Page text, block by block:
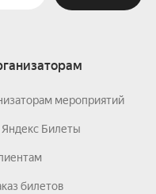
мероприятий
Билеты
билетов